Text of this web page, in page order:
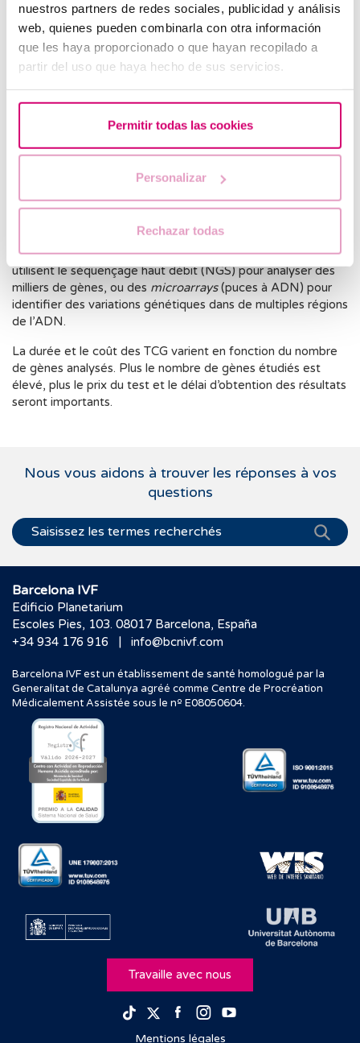
nuestros partners de redes sociales, publicidad y análisis
web, quienes pueden combinarla con otra información
que les haya proporcionado o que hayan recopilado a
partir del uso que haya hecho de sus servicios.
Permitir todas las cookies
Personalizar
Rechazar todas
en traitement de procréation médicalement assistée ;
ayant recours à un don d’ovocytes ou à une banque de
sperme.
Quels sont les différents TCG disponibles sur le
Il existe différents types de TCG, allant des tests de base
qui analysent entre 20 et 100 maladies récessives, aux tests
Certains tests ont recours à la PCR pour détecter des
mutations dans des gènes spécifiques, tandis que d’autres
utilisent le séquençage haut débit (NGS) pour analyser des
milliers de gènes, ou des microarrays(puces à ADN) pour
identifier des variations génétiques dans de multiples régions
de l’ADN.
La durée et le coût des TCG varient en fonction du nombre
de gènes analysés. Plus le nombre de gènes étudiés est
élevé, plus le prix du test et le délai d’obtention des résultats
seront importants.
Nous vous aidons à trouver les réponses à vos
questions
Barcelona IVF
Edificio Planetarium
Escoles Pies, 103. 08017 Barcelona, España
+34 934 176 916
| info@bcnivf.com
Barcelona IVF est un établissement de santé homologué par la
Generalitat de Catalunya agréé comme Centre de Procréation
Médicalement Assistée sous le nº E08050604.
Travaille avec nous
TikTokTwitterFacebook
Instagram
Mentions légales